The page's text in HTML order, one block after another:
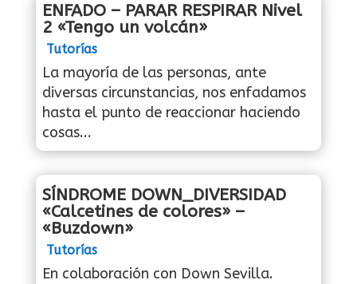
ENFADO – PARAR RESPIRAR Nivel
2 «Tengo un volcán»
Tutorías
La mayoría de las personas, ante
diversas circunstancias, nos enfadamos
hasta el punto de reaccionar haciendo
cosas...
SÍNDROME DOWN_DIVERSIDAD
«Calcetines de colores» –
«Buzdown»
Tutorías
En colaboración con Down Sevilla.